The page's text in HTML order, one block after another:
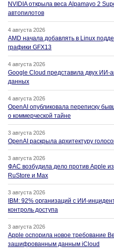
NVIDIA открыла веса Alpamayo 2
автопилотов
4 августа 2026
AMD начала добавлять в Linux
графики GFX13
4 августа 2026
Google Cloud представила двух ИИ-
данных
4 августа 2026
OpenAI опубликовала переписку
о коммерческой тайне
3 августа 2026
OpenAI раскрыла архитектуру
3 августа 2026
ФАС возбудила дело против Apple
RuStore и Max
3 августа 2026
IBM: 92% организаций с ИИ-
контроль доступа
3 августа 2026
Apple оспорила новое требование
зашифрованным данным iCloud